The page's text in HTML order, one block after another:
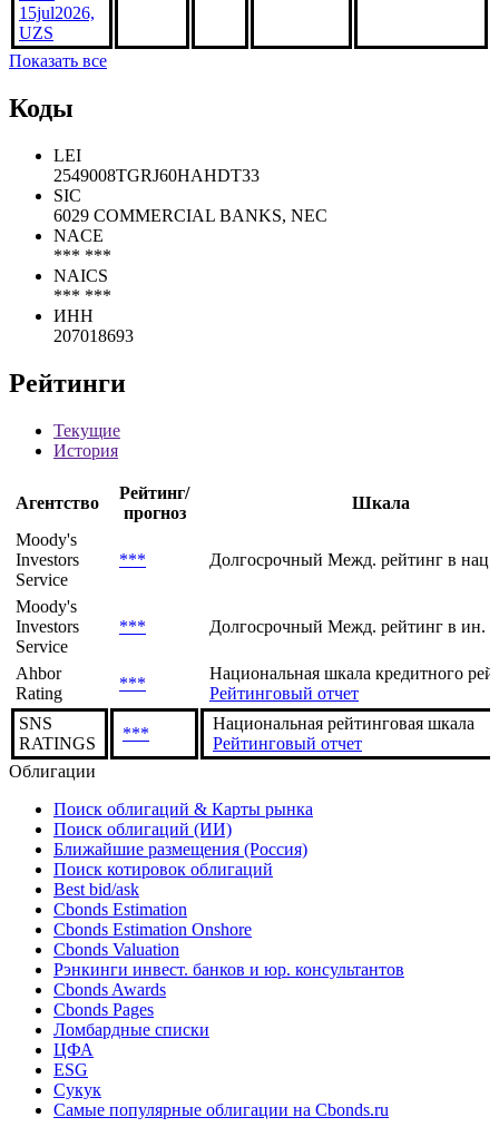
15jul2026,
UZS
Показать все
Коды
LEI
2549008TGRJ60HAHDT33
SIC
6029 COMMERCIAL BANKS, NEC
NACE
*** ***
NAICS
*** ***
ИНН
207018693
Рейтинги
Текущие
История
Агентство
Рейтинг/
прогноз
Шкала
Moody's
Investors
Service
*** Долгосрочный Межд. рейтинг в нац.
Moody's
Investors
Service
*** Долгосрочный Межд. рейтинг в ин.
Ahbor
Rating
***
Национальная шкала кредитного
Рейтинговый отчет
SNS
RATINGS
***
Национальная рейтинговая шкала
Рейтинговый отчет
Облигации
Поиск облигаций & Карты рынка
Поиск облигаций (ИИ)
Ближайшие размещения (Россия)
Поиск котировок облигаций
Best bid/ask
Cbonds Estimation
Cbonds Estimation Onshore
Cbonds Valuation
Рэнкинги инвест. банков и юр. консультантов
Cbonds Awards
Cbonds Pages
Ломбардные списки
ЦФА
ESG
Сукук
Самые популярные облигации на Cbonds.ru